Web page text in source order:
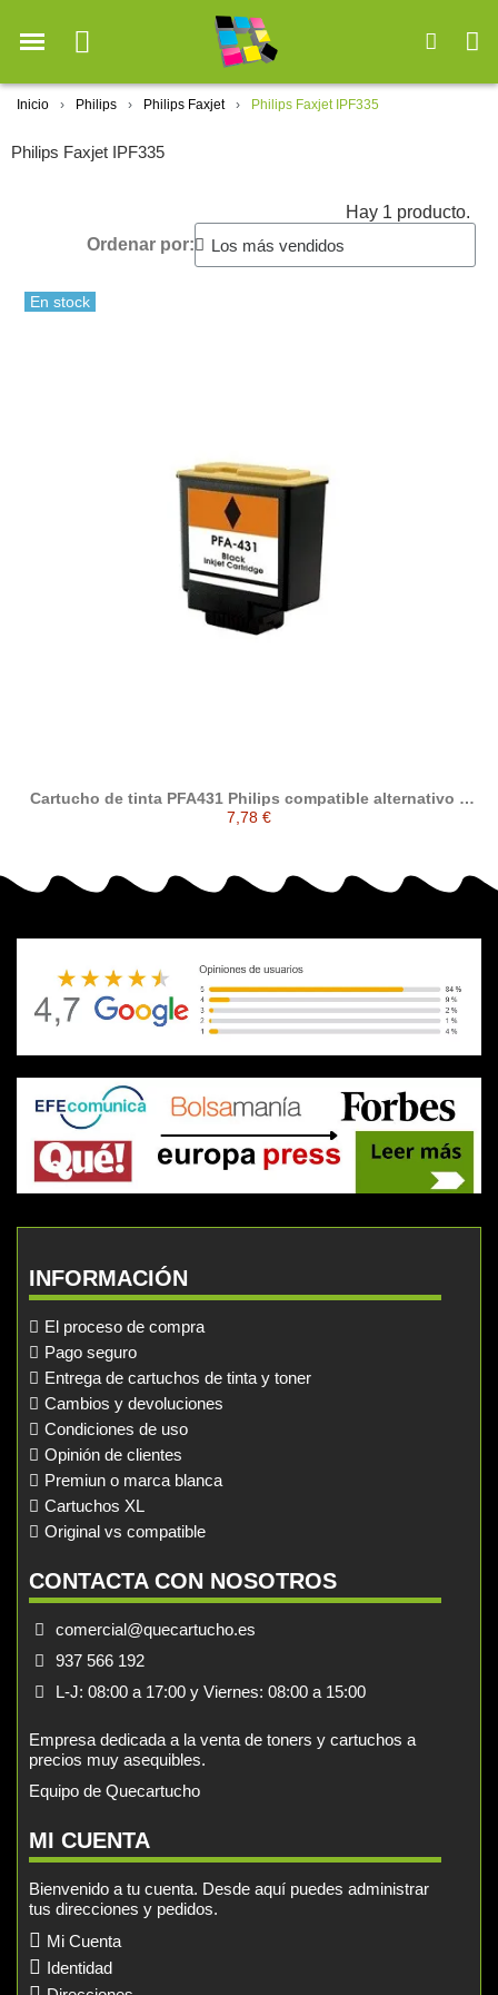
Inicio Philips Philips Faxjet Philips Faxjet IPF335
Philips Faxjet IPF335
Hay 1 producto.
Ordenar por:
En stock
Cartucho de tinta PFA431 Philips compatible alternativo a
Philips PFA-431
7,78 €
INFORMACIÓN
El proceso de compra
Pago seguro
Entrega de cartuchos de tinta y toner
Cambios y devoluciones
Condiciones de uso
Opinión de clientes
Premiun o marca blanca
Cartuchos XL
Original vs compatible
CONTACTA CON NOSOTROS
comercial@quecartucho.es
937 566 192
L-J: 08:00 a 17:00 y Viernes: 08:00 a 15:00
Empresa dedicada a la venta de toners y cartuchos a
precios muy asequibles.
Equipo de Quecartucho
MI CUENTA
Bienvenido a tu cuenta. Desde aquí puedes administrar
tus direcciones y pedidos.
Mi Cuenta
Identidad